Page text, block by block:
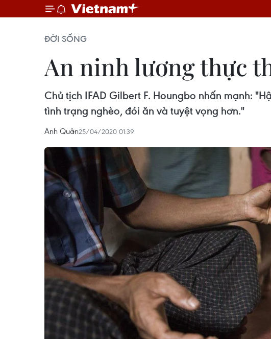
ĐỜI SỐNG
An ninh lương thực
Chủ tịch IFAD Gilbert F. Houngbo nhấn mạnh:
tình trạng nghèo, đói ăn và tuyệt vọng hơn."
Anh Quân25/04/2020 01:39